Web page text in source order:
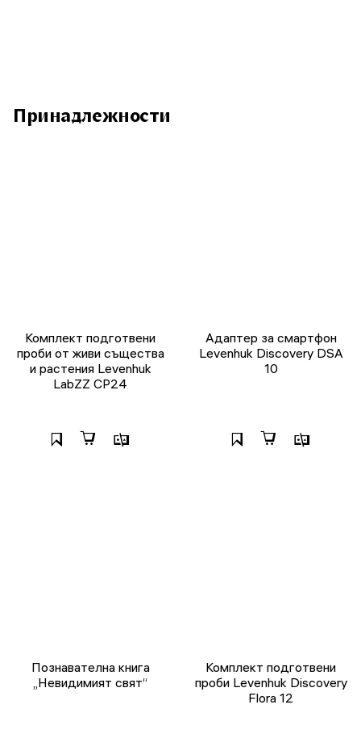
Принадлежности
Комплект подготвени
проби от живи същества
и растения Levenhuk
LabZZ CP24
Адаптер за смартфон
Levenhuk Discovery DSA
10
Познавателна книга
„Невидимият свят“
Комплект подготвени
проби Levenhuk Discovery
Flora 12